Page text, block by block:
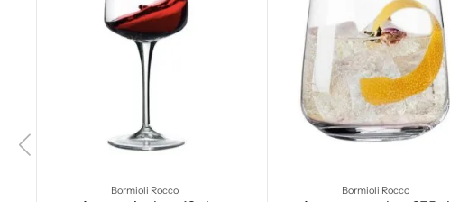
Bormioli Rocco Bormioli Rocco